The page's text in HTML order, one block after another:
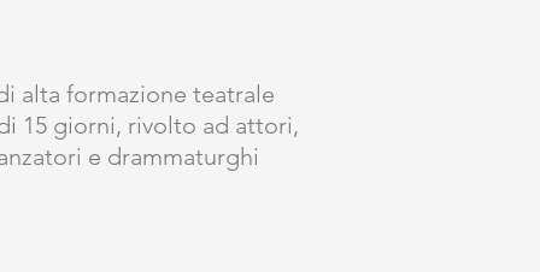
alta formazione teatrale
15 giorni, rivolto ad attori,
e drammaturghi